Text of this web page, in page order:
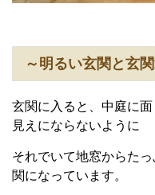
～明るい玄関と玄
玄関に入ると、中庭に
見えにならないように
それでいて地窓からた
関になっています。